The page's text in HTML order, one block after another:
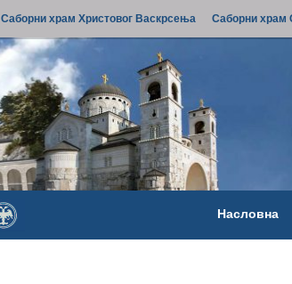
Саборни храм Христовог Васкрсења Саборни храм
Насловна